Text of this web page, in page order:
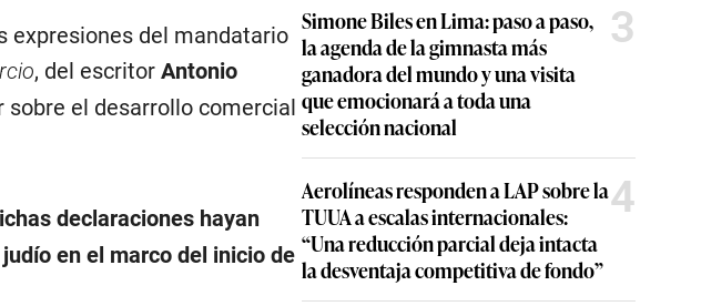
expresiones del mandatario
, del escritor Antonio
sobre el desarrollo comercial
declaraciones hayan
en el marco del inicio de
Simone Biles en Lima: paso a paso,
la agenda de la gimnasta más
ganadora del mundo y una visita
que emocionará a toda una
selección nacional
3
Aerolíneas responden a LAP sobre la
TUUA a escalas internacionales:
“Una reducción parcial deja intacta
la desventaja competitiva de fondo”
4